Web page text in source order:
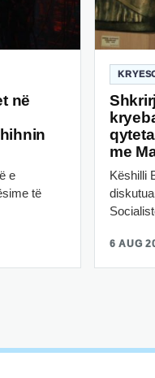
në
e
të
me
Këshilli
6 AUG